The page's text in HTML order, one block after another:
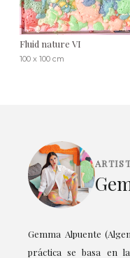
Fluid nature VI
100 x 100 cm
Gemma Alpuente
práctica se basa en